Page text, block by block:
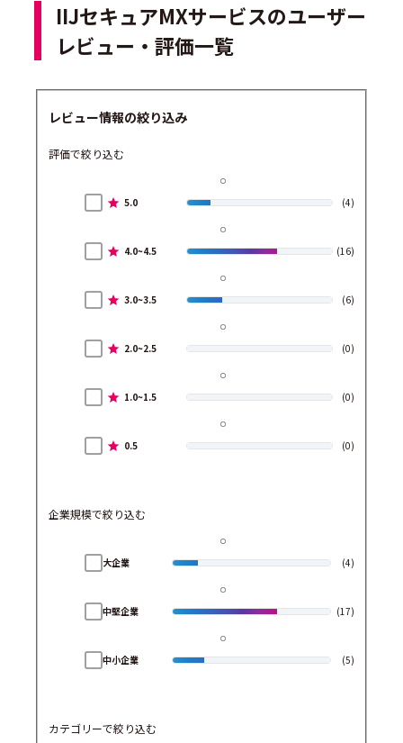
IIJセキュアMXサービスのユーザー
レビュー・評価一覧
レビュー情報の絞り込み
評価で絞り込む
5.0 (4)
4.0~4.5 (16)
3.0~3.5 (6)
2.0~2.5 (0)
1.0~1.5 (0)
0.5 (0)
企業規模で絞り込む
大企業 (4)
中堅企業 (17)
中小企業 (5)
カテゴリーで絞り込む